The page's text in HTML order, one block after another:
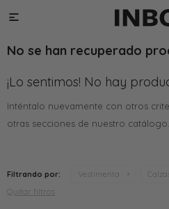

No se han recuperado
¡Lo sentimos! No hay
Inténtalo nuevamente con otros
otras secciones de nuestro catálogo.
Filtrando por: Vestimenta
Quitar filtros